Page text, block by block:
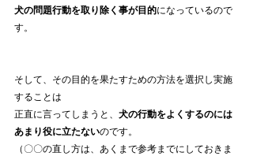
犬の問題行動を取り除く事が目的になっているので
す。
そして、その目的を果たすための方法を選択し実施
することは
正直に言ってしまうと、 犬の行動をよくするのには
あまり役に立たないのです。
（〇〇の直し方は、あくまで参考までにしておきま